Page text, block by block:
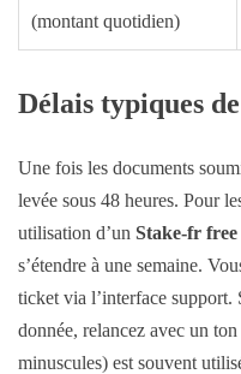
(montant quotidien)
Délais typiques
Une fois les documents
levée sous 48 heures. Pour
utilisation d’un Stake-fr free
s’étendre à une semaine.
ticket via l’interface support.
donnée, relancez avec un
minuscules) est souvent